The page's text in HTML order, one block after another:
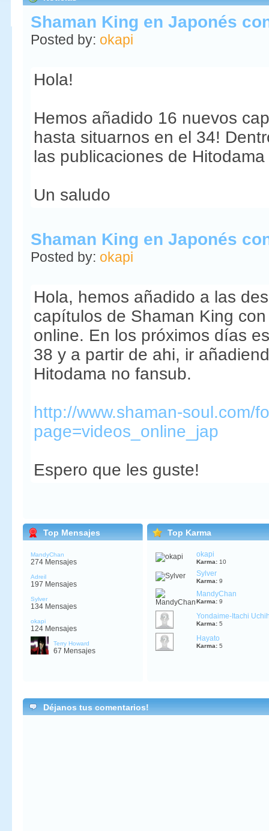
Shaman King en Japonés
Posted by: okapi
Hola!
Hemos añadido 16 nuevos
hasta situarnos en el 34!
las publicaciones de
Un saludo
Shaman King en Japonés
Posted by: okapi
Hola, hemos añadido a las
capítulos de Shaman King
online. En los próximos días
38 y a partir de ahi, ir
Hitodama no fansub.
http://www.shaman-soul.com/
page=videos_online_jap
Espero que les guste!
Top Mensajes
MandyChan
274 Mensajes
Adreil
197 Mensajes
Sylver
134 Mensajes
okapi
124 Mensajes
Terry Howard
67 Mensajes
Top Karma
okapi
Karma: 10
Sylver
Karma: 9
MandyChan
Karma: 9
Yondaime-Itachi
Karma: 5
Hayato
Karma: 5
Déjanos tus comentarios!